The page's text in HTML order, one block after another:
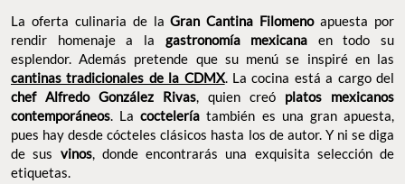
La oferta culinaria de laGran Cantina Filomenoapuesta por
rendir homenaje a la gastronomía mexicana en todo su
esplendor. Además pretende que su menú se inspiré en las
cantinas tradicionales de la CDMX. La cocina está a cargo del
chef Alfredo González Rivas, quien creó platos mexicanos
contemporáneos. Lacoctelería también es una gran apuesta,
pues hay desde cócteles clásicos hasta los de autor. Y ni se diga
de sus vinos, donde encontrarás una exquisita selección de
etiquetas.